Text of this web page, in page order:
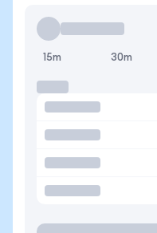
15m 30m